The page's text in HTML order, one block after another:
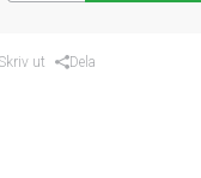
ut Dela